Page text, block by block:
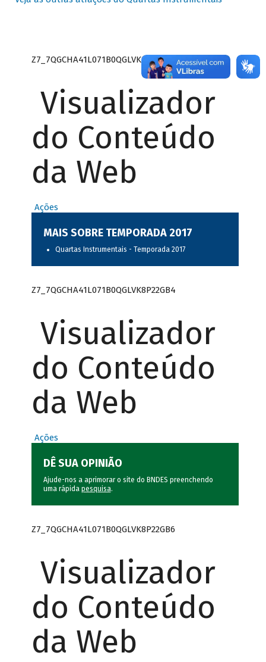
Z7_7QGCHA41L071B0QGLVK8P22GJ7
Visualizador
do Conteúdo
da Web
Ações
MAIS SOBRE TEMPORADA 2017
Quartas Instrumentais - Temporada 2017
Z7_7QGCHA41L071B0QGLVK8P22GB4
Visualizador
do Conteúdo
da Web
Ações
DÊ SUA OPINIÃO
Ajude-nos a aprimorar o site do BNDES preenchendo
uma rápida pesquisa.
Z7_7QGCHA41L071B0QGLVK8P22GB6
Visualizador
do Conteúdo
da Web